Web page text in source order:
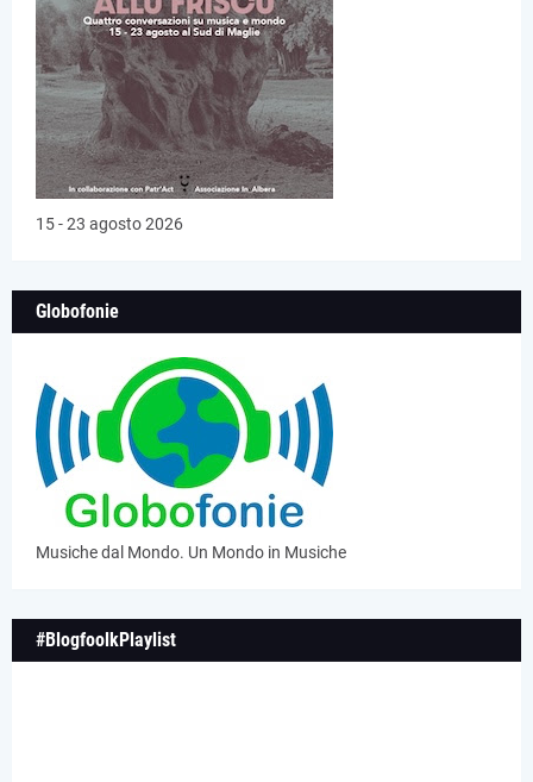
15 - 23 agosto 2026
Globofonie
Musiche dal Mondo. Un Mondo in Musiche
#BlogfoolkPlaylist